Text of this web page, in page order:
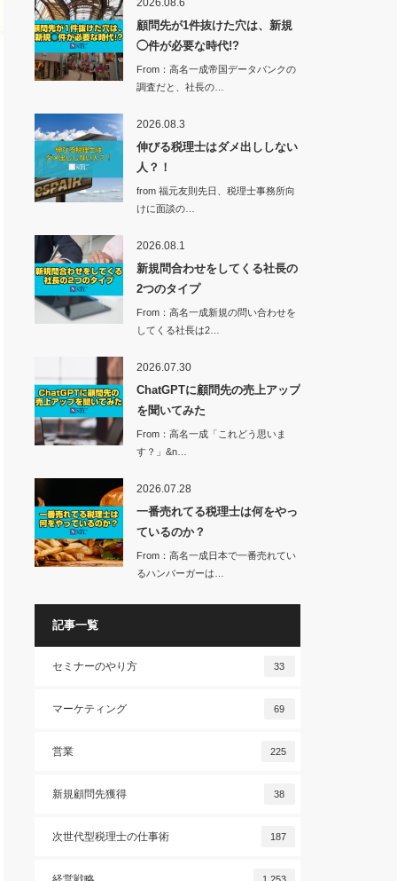
顧問先が1件抜けた穴は、新規
◯件が必要な時代!?
From：高名一成帝国データバンクの
調査だと、社長の…
2026.08.3
伸びる税理士はダメ出ししない
人？！
from 福元友則先日、税理士事務所向
けに面談の…
2026.08.1
新規問合わせをしてくる社長の
2つのタイプ
From：高名一成新規の問い合わせを
してくる社長は2…
2026.07.30
ChatGPTに顧問先の売上アップ
を聞いてみた
From：高名一成「これどう思いま
す？」&n…
2026.07.28
一番売れてる税理士は何をやっ
ているのか？
From：高名一成日本で一番売れてい
るハンバーガーは…
記事一覧
セミナーのやり方 33
マーケティング 69
営業 225
新規顧問先獲得 38
次世代型税理士の仕事術 187
1,253